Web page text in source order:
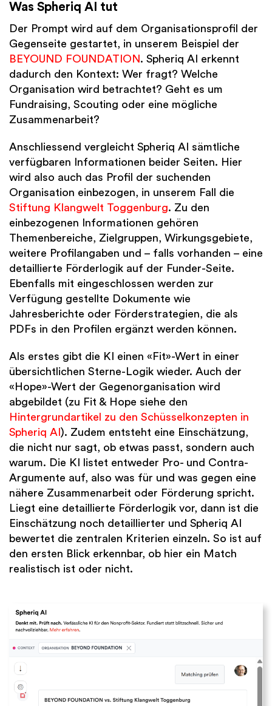
Was Spheriq AI tut
Der Prompt wird auf dem Organisationsprofil der
Gegenseite gestartet, in unserem Beispiel der
BEYOUND FOUNDATION . Spheriq AI erkennt
dadurch den Kontext: Wer fragt? Welche
Organisation wird betrachtet? Geht es um
Fundraising, Scouting oder eine mögliche
Zusammenarbeit?
Anschliessend vergleicht Spheriq AI sämtliche
verfügbaren Informationen beider Seiten. Hier
wird also auch das Profil der suchenden
Organisation einbezogen, in unserem Fall die
Stiftung Klangwelt Toggenburg. Zu den
einbezogenen Informationen gehören
Themenbereiche, Zielgruppen, Wirkungsgebiete,
weitere Profilangaben und – falls vorhanden – eine
detaillierte Förderlogik auf der Funder-Seite.
Ebenfalls mit eingeschlossen werden zur
Verfügung gestellte Dokumente wie
Jahresberichte oder Förderstrategien, die als
PDFs in den Profilen ergänzt werden können.
Als erstes gibt die KI einen «Fit»-Wert in einer
übersichtlichen Sterne-Logik wieder. Auch der
«Hope»-Wert der Gegenorganisation wird
abgebildet (zu Fit & Hope siehe den
Hintergrundartikel zu den Schüsselkonzepten in
Spheriq AI ). Zudem entsteht eine Einschätzung,
die nicht nur sagt, ob etwas passt, sondern auch
warum. Die KI listet entweder Pro- und Contra-
Argumente auf, also was für und was gegen eine
nähere Zusammenarbeit oder Förderung spricht.
Liegt eine detaillierte Förderlogik vor, dann ist die
Einschätzung noch detaillierter und Spheriq AI
bewertet die zentralen Kriterien einzeln. So ist auf
den ersten Blick erkennbar, ob hier ein Match
realistisch ist oder nicht.